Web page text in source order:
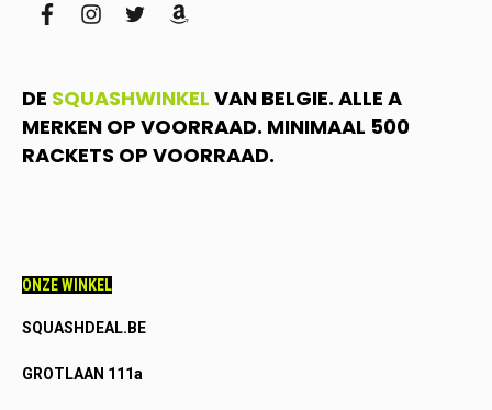
facebookinstagram
twitteramazon
DE SQUASHWINKEL VAN BELGIE. ALLE A
MERKEN OP VOORRAAD. MINIMAAL 500
RACKETS OP VOORRAAD.
ONZE WINKEL
SQUASHDEAL.BE
GROTLAAN 111a